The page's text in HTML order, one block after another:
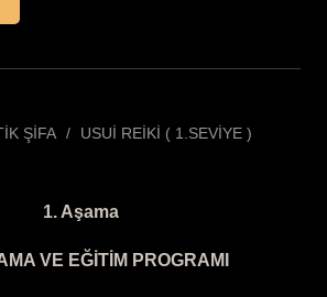
ŞİFA / USUİ REİKİ ( 1.SEVİYE )
1. Aşama
VE EĞİTİM PROGRAMI